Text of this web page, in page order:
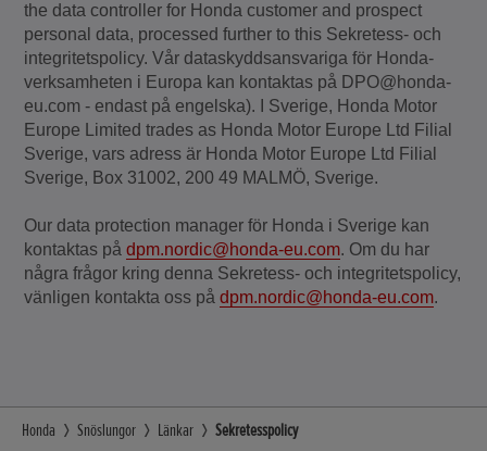
the data controller for Honda customer and prospect
personal data, processed further to this Sekretess- och
integritetspolicy. Vår dataskyddsansvariga för Honda-
verksamheten i Europa kan kontaktas på DPO@honda-
eu.com - endast på engelska). I Sverige, Honda Motor
Europe Limited trades as Honda Motor Europe Ltd Filial
Sverige, vars adress är Honda Motor Europe Ltd Filial
Sverige, Box 31002, 200 49 MALMÖ, Sverige.
Our data protection manager för Honda i Sverige kan
kontaktas pådpm.nordic@honda-eu.com. Om du har
några frågor kring denna Sekretess- och integritetspolicy,
vänligen kontakta oss pådpm.nordic@honda-eu.com.
Honda Snöslungor Länkar Sekretesspolicy